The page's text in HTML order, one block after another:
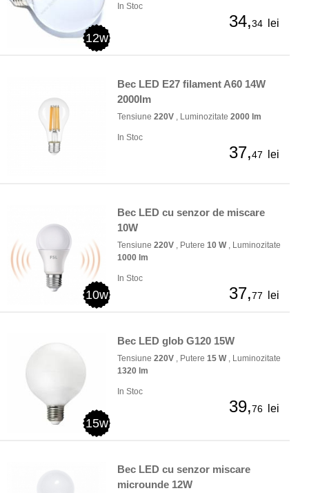
12w
In Stoc
34,34 lei
Bec LED E27 filament A60 14W
2000lm
Tensiune 220V , Luminozitate 2000 lm
In Stoc
37,47 lei
10w
Bec LED cu senzor de miscare
10W
Tensiune 220V , Putere 10 W, Luminozitate
1000 lm
In Stoc
37,77 lei
15w
Bec LED glob G120 15W
Tensiune 220V , Putere 15 W, Luminozitate
1320 lm
In Stoc
39,76 lei
Bec LED cu senzor miscare
microunde 12W